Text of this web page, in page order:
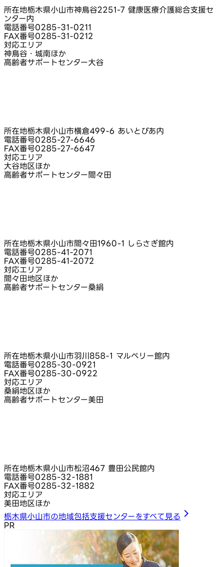
所在地栃木県小山市神鳥谷2251-7 健康医療介護総合支援セ
ンター内
電話番号0285-31-0211
FAX番号0285-31-0212
対応エリア
神鳥谷・城南ほか
高齢者サポートセンター大谷
所在地栃木県小山市横倉499-6 あいとぴあ内
電話番号0285-27-6646
FAX番号0285-27-6647
対応エリア
大谷地区ほか
高齢者サポートセンター間々田
所在地栃木県小山市間々田1960-1 しらさぎ館内
電話番号0285-41-2071
FAX番号0285-41-2072
対応エリア
間々田地区ほか
高齢者サポートセンター桑絹
所在地栃木県小山市羽川858-1 マルベリー館内
電話番号0285-30-0921
FAX番号0285-30-0922
対応エリア
桑絹地区ほか
高齢者サポートセンター美田
所在地栃木県小山市松沼467 豊田公民館内
電話番号0285-32-1881
FAX番号0285-32-1882
対応エリア
美田地区ほか
栃木県小山市の地域包括支援センターをすべて見る
PR